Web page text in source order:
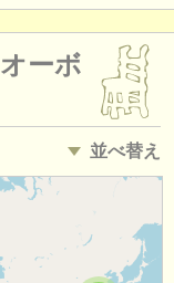
ーボ
並べ替え
• 締め切り日